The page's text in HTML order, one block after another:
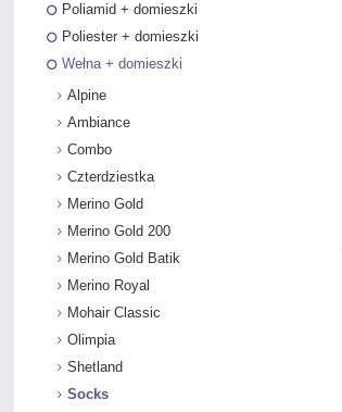
Poliamid + domieszki
Poliester + domieszki
Wełna + domieszki
Alpine
Ambiance
Combo
Czterdziestka
Merino Gold
Merino Gold 200
Merino Gold Batik
Merino Royal
Mohair Classic
Olimpia
Shetland
Socks